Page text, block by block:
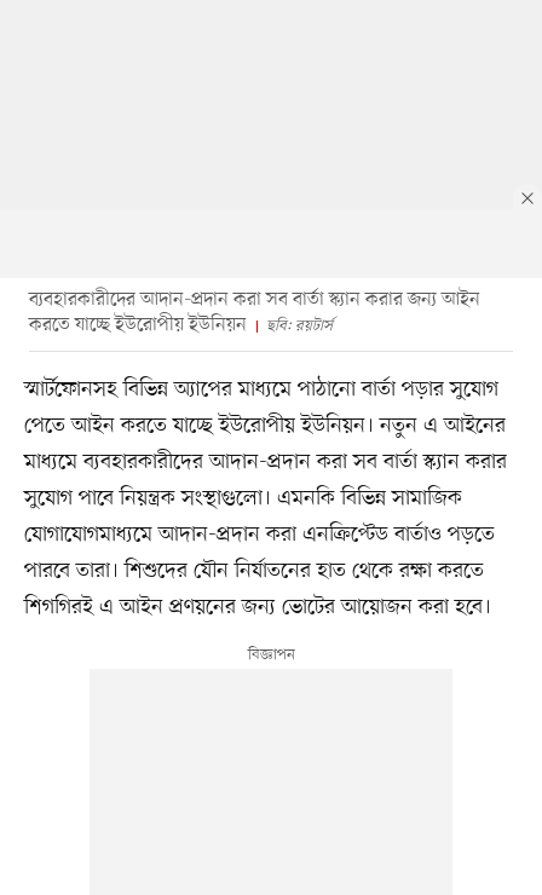
ব্যবহারকারীদের আদান-প্রদান করা সব বার্তা স্ক্যান করার জন্য আইন
করতে যাচ্ছে ইউরোপীয় ইউনিয়ন
ছবি: রয়টার্স
স্মার্টফোনসহ বিভিন্ন অ্যাপের মাধ্যমে পাঠানো বার্তা পড়ার সুযোগ
পেতে আইন করতে যাচ্ছে ইউরোপীয় ইউনিয়ন। নতুন এ আইনের
মাধ্যমে ব্যবহারকারীদের আদান-প্রদান করা সব বার্তা স্ক্যান করার
সুযোগ পাবে নিয়ন্ত্রক সংস্থাগুলো। এমনকি বিভিন্ন সামাজিক
যোগাযোগমাধ্যমে আদান-প্রদান করা এনক্রিপ্টেড বার্তাও পড়তে
পারবে তারা। শিশুদের যৌন নির্যাতনের হাত থেকে রক্ষা করতে
শিগগিরই এ আইন প্রণয়নের জন্য ভোটের আয়োজন করা হবে।